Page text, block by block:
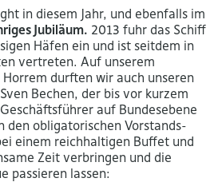
in diesem Jahr, und ebenfalls im
Jubiläum. 2013 fuhr das Schiff
Häfen ein und ist seitdem in
vertreten. Auf unserem
durften wir auch unseren
Bechen, der bis vor kurzem
auf Bundesebene
den obligatorischen Vorstands-
einem reichhaltigen Buffet und
Zeit verbringen und die
passieren lassen: